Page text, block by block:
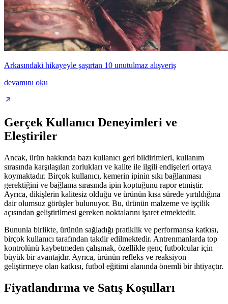
Arkasındaki hikayeyle şaşırtan 10 unutulmaz alışveriş
devamını oku
Gerçek Kullanıcı Deneyimleri ve
Eleştiriler
Ancak, ürün hakkında bazı kullanıcı geri bildirimleri, kullanım
sırasında karşılaşılan zorlukları ve kalite ile ilgili endişeleri ortaya
koymaktadır. Birçok kullanıcı, kemerin ipinin sıkı bağlanması
gerektiğini ve bağlama sırasında ipin koptuğunu rapor etmiştir.
Ayrıca, dikişlerin kalitesiz olduğu ve ürünün kısa sürede yırtıldığına
dair olumsuz görüşler bulunuyor. Bu, ürünün malzeme ve işçilik
açısından geliştirilmesi gereken noktalarını işaret etmektedir.
Bununla birlikte, ürünün sağladığı pratiklik ve performansa katkısı,
birçok kullanıcı tarafından takdir edilmektedir. Antrenmanlarda top
kontrolünü kaybetmeden çalışmak, özellikle genç futbolcular için
büyük bir avantajdır. Ayrıca, ürünün refleks ve reaksiyon
geliştirmeye olan katkısı, futbol eğitimi alanında önemli bir ihtiyaçtır.
Fiyatlandırma ve Satış Koşulları